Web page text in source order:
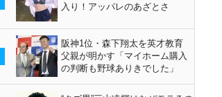
入り！アッパレのあざとさ
阪神1位・森下翔太を英才教育
父親が明かす「マイホーム購入
の判断も野球ありきでした」